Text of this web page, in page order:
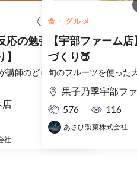
10:00 開始
応の勉強にも！
講師のどら焼き作り教
店
社
食・グルメ
【宇部ファーム
づくり🍑
旬のフルーツを使った
果子乃季宇部フ
576
116
あさひ製菓株式会社